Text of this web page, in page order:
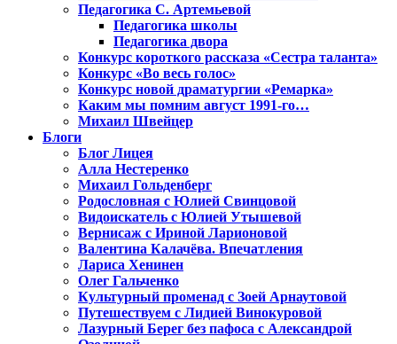
Педагогика С. Артемьевой
Педагогика школы
Педагогика двора
Конкурс короткого рассказа «Сестра таланта»
Конкурс «Во весь голос»
Конкурс новой драматургии «Ремарка»
Каким мы помним август 1991-го…
Михаил Швейцер
Блоги
Блог Лицея
Алла Нестеренко
Михаил Гольденберг
Родословная с Юлией Свинцовой
Видоискатель с Юлией Утышевой
Вернисаж с Ириной Ларионовой
Валентина Калачёва. Впечатления
Лариса Хенинен
Олег Гальченко
Культурный променад с Зоей Арнаутовой
Путешествуем с Лидией Винокуровой
Лазурный Берег без пафоса с Александрой